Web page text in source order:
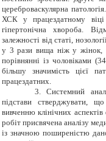
цереброваскулярна
ХСК у працездатному
гіпертонічна хвороба.
залежності від статі,
у 3 рази вища ніж у жінок,
порівнянні із чоловіками
більшу значимість цієї
працездатних.
3. Системний
підстави стверджувати,
вивченню клінічних
робіт присвячена аналізу
із значною поширеністю